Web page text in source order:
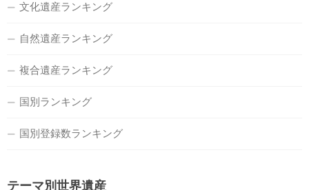
文化遺産ランキング
自然遺産ランキング
複合遺産ランキング
国別ランキング
国別登録数ランキング
テーマ別世界遺産